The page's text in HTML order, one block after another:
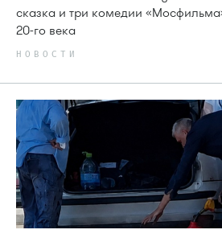
сказка и три комедии
20-го века
НОВОСТИ